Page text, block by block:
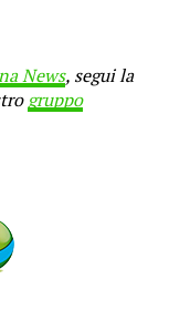
News, segui la
gruppo